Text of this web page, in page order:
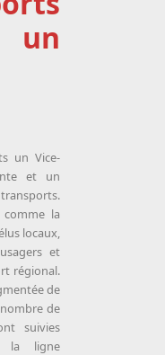
un
un Vice-
et un
comme la
locaux,
et
régional.
de
de
suivies
la ligne